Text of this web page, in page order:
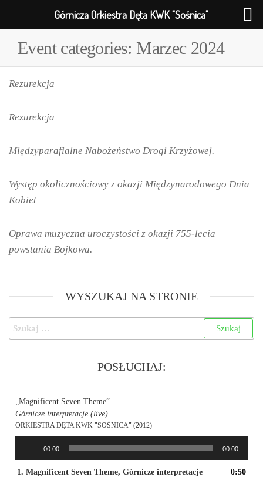
Event categories: Marzec 2024
Rezurekcja
Rezurekcja
Międzyparafialne Nabożeństwo Drogi Krzyżowej.
Występ okolicznościowy z okazji Międzynarodowego Dnia
Kobiet
Oprawa muzyczna uroczystości z okazji 755-lecia
powstania Bojkowa.
WYSZUKAJ NA STRONIE
POSŁUCHAJ:
„Magnificent Seven Theme”
Górnicze interpretacje (live)
ORKIESTRA DĘTA KWK "SOŚNICA" (2012)
dźwiękowych
00:00 00:00
1. Magnificent Seven Theme, Górnicze interpretacje
0:50
Górnicza Orkiestra Dęta KWK "Sośnica"